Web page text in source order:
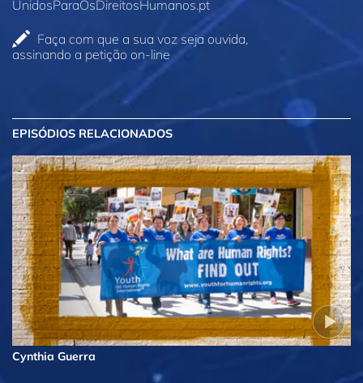
UnidosParaOsDireitosHumanos.pt
Faça com que a sua voz seja ouvida,
assinando a petição on‑line
EPISÓDIOS RELACIONADOS
Cynthia Guerra